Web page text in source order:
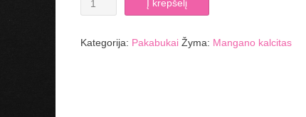
kalcito
Į krepšelį
Kategorija: Pakabukai Žyma: Mangano kalcitas